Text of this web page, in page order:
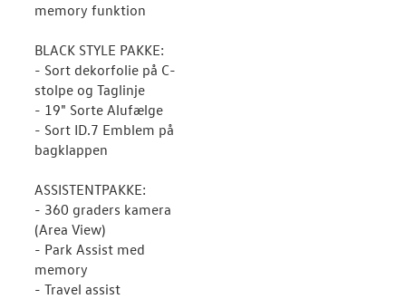
memory funktion
BLACK STYLE PAKKE:
- Sort dekorfolie på C-
stolpe og Taglinje
- 19" Sorte Alufælge
- Sort ID.7 Emblem på
bagklappen
ASSISTENTPAKKE:
- 360 graders kamera
(Area View)
- Park Assist med
memory
- Travel assist